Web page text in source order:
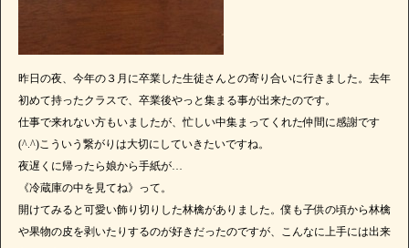
昨日の夜、今年の３月に卒業した生徒さんとの寄り合いに行きました。去年
初めて持ったクラスで、卒業後やっと集まる事が出来たのです。
仕事で来れない方もいましたが、忙しい中集まってくれた仲間に感謝です
(^.^)こういう繋がりは大切にしていきたいですね。
夜遅くに帰ったら娘から手紙が…
《冷蔵庫の中を見てね》って。
開けてみると可愛い飾り切りした林檎がありました。僕も子供の頃から林檎
や果物の皮を剥いたりするのが好きだったのですが、こんなに上手には出来